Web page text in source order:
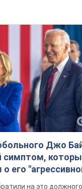
Джо
симптом,
о его
на это